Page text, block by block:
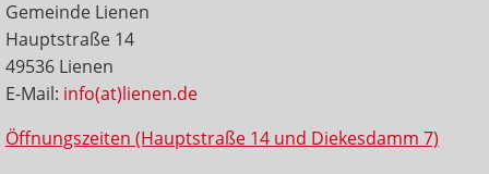
Gemeinde Lienen
Hauptstraße 14
49536 Lienen
E-Mail: info(at)lienen.de
Öffnungszeiten (Hauptstraße 14 und Diekesdamm 7)